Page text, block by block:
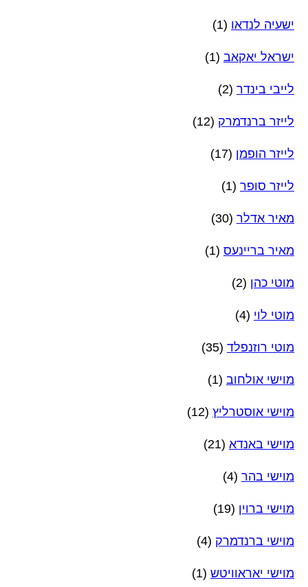
ישעיה לנדאו (1)
ישראל יאקאב (1)
לייבי בינדר (2)
לייזר ברנדמרק (12)
לייזר הופמן (17)
לייזר סופר (1)
מאיר אדלר (30)
מאיר בריינעס (1)
מוטי כהן (2)
מוטי לוי (4)
מוטי רוזנפלד (35)
מוישי אולחוב (1)
מוישי אוסטרליץ (12)
מוישי באנדא (21)
מוישי בהר (4)
מוישי ברוין (19)
מוישי ברנדמרק (4)
מוישי יאראוויטש (1)